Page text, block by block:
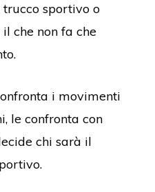
sportivo o
che non fa che
i movimenti
le confronta con
chi sarà il